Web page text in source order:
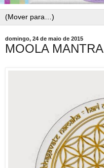
domingo, 24 de maio de 2015
MOOLA MANTRA